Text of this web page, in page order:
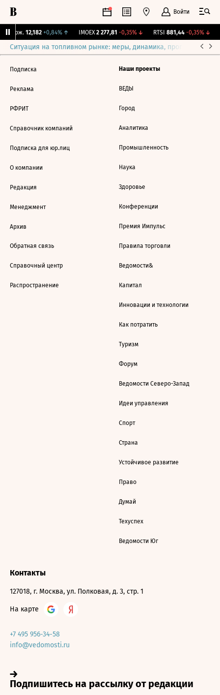
Войти
Бирж. 12,182 +0,84%↑ IMOEX 2 277,81 -0,35%↓ RTSI 881,44 -0,35%↓
Ситуация на топливном рынке: меры, динамика, прогнозы
Подписка
Реклама
РФРИТ
Справочник компаний
Подписка для юр.лиц
О компании
Редакция
Менеджмент
Архив
Обратная связь
Справочный центр
Распространение
Наши проекты
ВЕДЫ
Город
Аналитика
Промышленность
Наука
Здоровье
Конференции
Премия Импульс
Правила торговли
Ведомости&
Капитал
Инновации и технологии
Как потратить
Туризм
Форум
Ведомости Северо-Запад
Идеи управления
Спорт
Страна
Устойчивое развитие
Право
Думай
Техуспех
Ведомости Юг
Контакты
127018, г. Москва, ул. Полковая, д. 3, стр. 1
На карте
+7 495 956-34-58
info@vedomosti.ru